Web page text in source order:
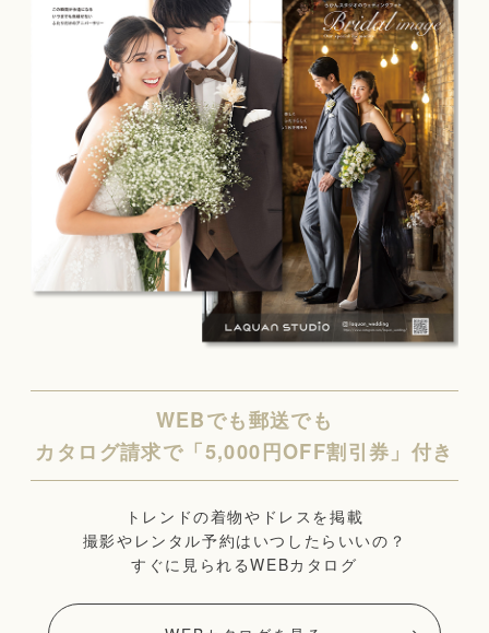
WEBでも郵送でも
カタログ請求で「5,000円OFF割引券」付き
トレンドの着物やドレスを掲載
撮影やレンタル予約はいつしたらいいの？
すぐに見られるWEBカタログ